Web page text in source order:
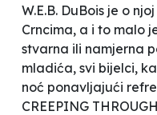
W.E.B. DuBois je o
Crncima, a i to malo
stvarna ili namjerna
mladića, svi bijelci,
noć ponavljajući
CREEPING